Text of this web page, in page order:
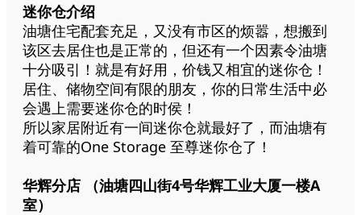
迷你仓介绍
油塘住宅配套充足，又没有市区的烦嚣，想搬到
该区去居住也是正常的，但还有一个因素令油塘
十分吸引！就是有好用，价钱又相宜的迷你仓！
居住、储物空间有限的朋友，你的日常生活中必
会遇上需要迷你仓的时侯！
所以家居附近有一间迷你仓就最好了，而油塘有
着可靠的One Storage 至尊迷你仓了！
华辉分店 （油塘四山街4号华辉工业大厦一楼A
室）